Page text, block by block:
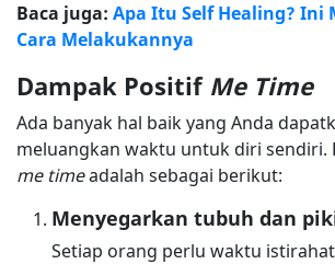
Baca juga: Apa Itu Self Healing? Ini
Cara Melakukannya
Dampak Positif Me Time
Ada banyak hal baik yang Anda
meluangkan waktu untuk diri sendiri.
me timeadalah sebagai berikut:
Menyegarkan tubuh dan
Setiap orang perlu waktu